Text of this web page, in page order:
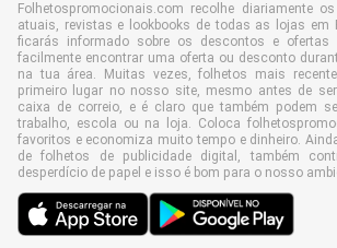
Folhetospromocionais.com recolhe diariamente
atuais, revistas e lookbooks de todas as lojas em
ficarás informado sobre os descontos e ofertas
facilmente encontrar uma oferta ou desconto
na tua área. Muitas vezes, folhetos mais
primeiro lugar no nosso site, mesmo antes de
caixa de correio, e é claro que também podem
trabalho, escola ou na loja. Coloca
favoritos e economiza muito tempo e dinheiro.
de folhetos de publicidade digital, também
desperdício de papel e isso é bom para o nosso